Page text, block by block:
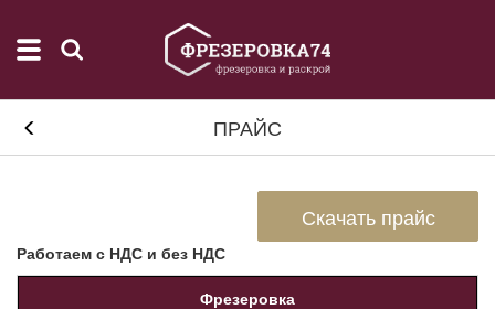
ПРАЙС
Скачать прайс
Работаем с НДС и без НДС
Фрезеровка